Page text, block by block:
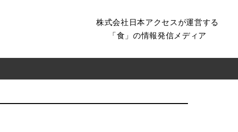
株式会社日本アクセスが運営する
「食」の情報発信メディア